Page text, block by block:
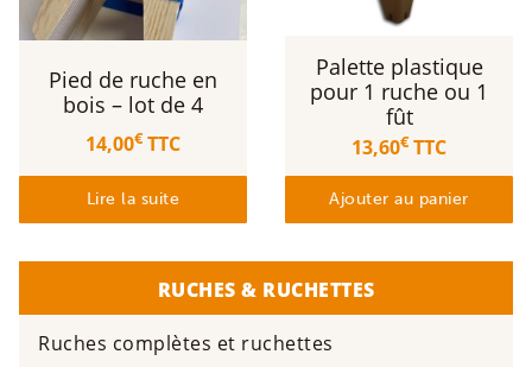
Pied de ruche en
bois – lot de 4
14,00€ TTC
Lire la suite
Palette plastique
pour 1 ruche ou 1
fût
13,60€ TTC
Ajouter au panier
RUCHES & RUCHETTES
Ruches complètes et ruchettes